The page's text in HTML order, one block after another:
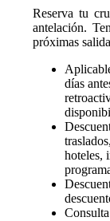
Reserva tu
antelación.
próximas
días
hoteles,